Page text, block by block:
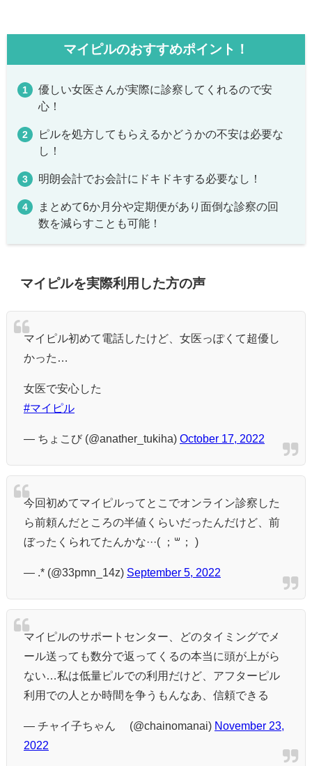
マイピルのおすすめポイント！
優しい女医さんが実際に診察してくれるので安
心！
ピルを処方してもらえるかどうかの不安は必要な
し！
明朗会計でお会計にドキドキする必要なし！
まとめて6か月分や定期便があり面倒な診察の回
数を減らすことも可能！
マイピルを実際利用した方の声
マイピル初めて電話したけど、女医っぽくて超優し
かった…
女医で安心した
#マイピル
— ちょこび (@anather_tukiha) October 17, 2022
今回初めてマイピルってとこでオンライン診察した
ら前頼んだところの半値くらいだったんだけど、前
ぼったくられてたんかな···( ；꒳​； )
— .* (@33pmn_14z) September 5, 2022
マイピルのサポートセンター、どのタイミングでメ
ール送っても数分で返ってくるの本当に頭が上がら
ない…私は低量ピルでの利用だけど、アフターピル
利用での人とか時間を争うもんなあ、信頼できる
— チャイ子ちゃん® (@chainomanai) November 23,
2022